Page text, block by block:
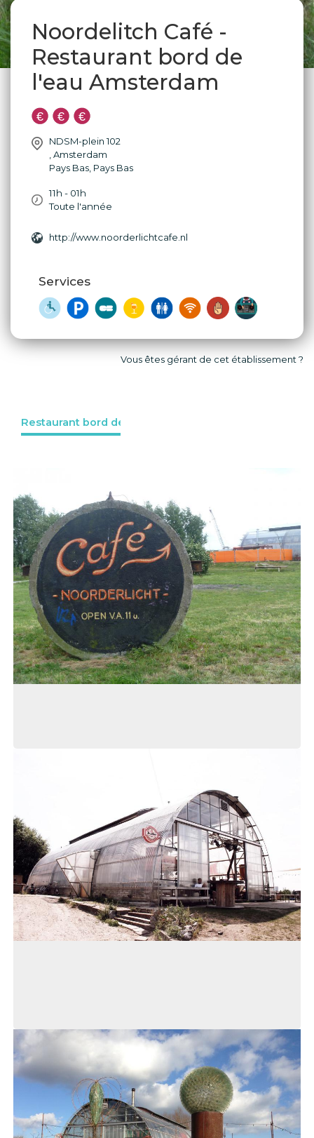
Noordelitch Café -
Restaurant bord de
l'eau Amsterdam
NDSM-plein 102
Amsterdam
Pays Bas Pays Bas
11h - 01h
Toute l'année
http://www.noorderlichtcafe.nl
Services
Vous êtes gérant de cet établissement ?
Restaurant bord de l'eau